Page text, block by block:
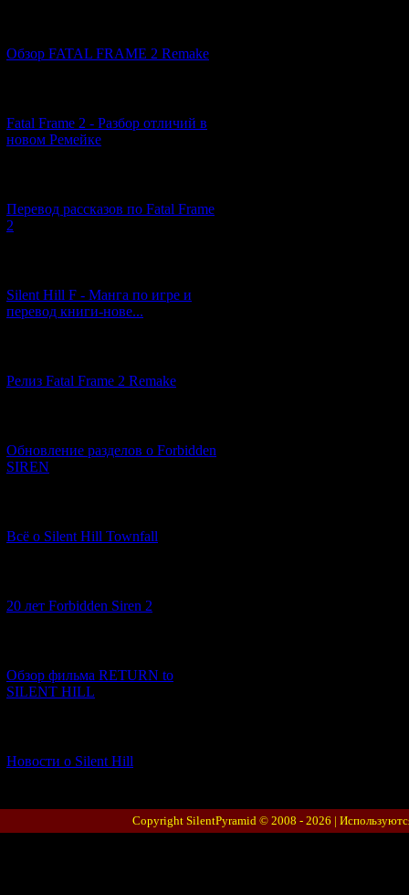
Обзор FATAL FRAME 2 Remake
Fatal Frame 2 - Разбор отличий в
новом Ремейке
Перевод рассказов по Fatal Frame
2
Silent Hill F - Манга по игре и
перевод книги-нове...
Релиз Fatal Frame 2 Remake
Обновление разделов о Forbidden
SIREN
Всё о Silent Hill Townfall
20 лет Forbidden Siren 2
Обзор фильма RETURN to
SILENT HILL
Новости о Silent Hill
Copyright SilentPyramid © 2008 - 2026 |